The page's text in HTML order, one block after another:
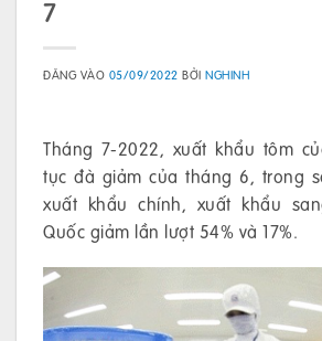
7
ĐĂNG VÀO 05/09/2022 BỞINGHINH
Tháng 7-2022, xuất khẩu tôm
tục đà giảm của tháng 6, trong
xuất khẩu chính, xuất khẩu
Quốc giảm lần lượt 54% và 17%.